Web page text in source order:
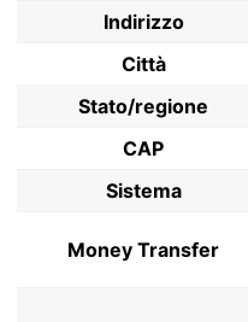
Indirizzo
Città
Stato/regione
CAP
Sistema
Money Transfer